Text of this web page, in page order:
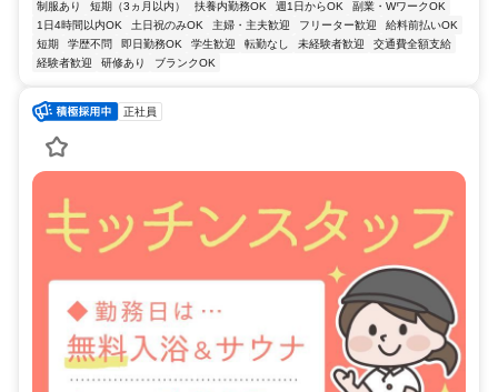
制服あり 短期（3ヵ月以内） 扶養内勤務OK 週1日からOK
副業・WワークOK
1日4時間以内OK
土日祝のみOK 主婦・主夫歓迎 フリーター歓迎
給料前払いOK
短期
学歴不問 即日勤務OK 学生歓迎 転勤なし 未経験者歓迎
交通費全額支給
経験者歓迎
研修あり ブランクOK
正社員